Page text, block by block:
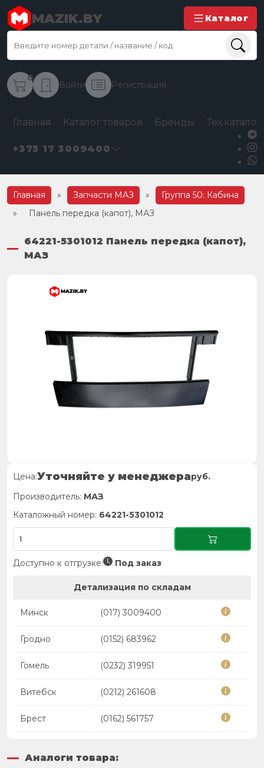
MAZIK.BY Каталог
0
Войти Регистрация
Главная Каталог товаров Бренды
+375 17 3009400
Главная » Запчасти МАЗ »
Группа 50: Кабина
»
Панель передка (капот), МАЗ
64221-5301012 Панель передка (капот),
МАЗ
Цена:Уточняйте у менеджераруб.
Производитель: МАЗ
Каталожный номер: 64221-5301012
Доступно к отгрузке: Под заказ
Детализация по складам
Минск (017) 3009400
Гродно (0152) 683962
Гомель (0232) 319951
Витебск (0212) 261608
Брест (0162) 561757
Аналоги товара: